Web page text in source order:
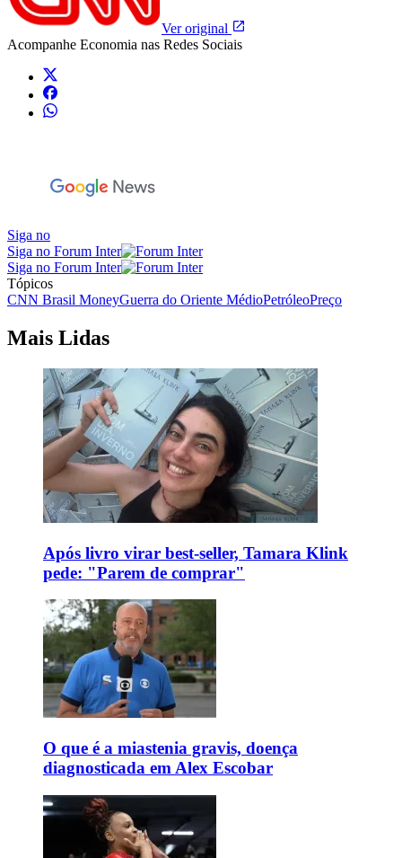
Ver original
Acompanhe Economia nas Redes Sociais
Siga no
Siga no Forum Inter
Siga no Forum Inter
Tópicos
CNN Brasil MoneyGuerra do Oriente MédioPetróleoPreço
Mais Lidas
Após livro virar best-seller, Tamara Klink
pede: "Parem de comprar"
O que é a miastenia gravis, doença
diagnosticada em Alex Escobar